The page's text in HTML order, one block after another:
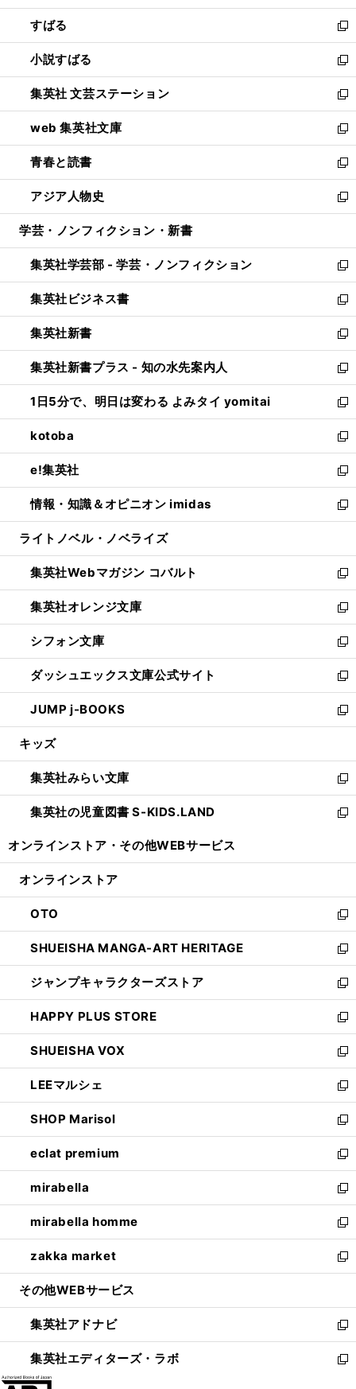
開
く
ウ
で
開
く
ン
ド
ウ
で
開
く
すばる
新
し
い
ウ
ィ
ン
ド
ウ
で
開
く
小説すばる
新
し
い
ウ
ィ
ン
ド
ウ
で
開
集英社 文芸ステーション
新
し
い
ウ
ィ
ン
ド
ウ
開
く
web 集英社文庫
新
し
い
ウ
ィ
ン
ウ
で
開
く
青春と読書
新
し
い
ウ
ン
ド
ウ
で
開
く
アジア人物史
新
し
ウ
ィ
ン
ド
ウ
で
開
く
学芸・ノンフィクション・新書
集英社学芸部 - 学芸・ノンフィクション
新
し
い
ウ
ィ
ン
ド
ウ
で
開
く
集英社ビジネス書
新
し
い
ウ
ィ
ン
ド
ウ
で
開
く
集英社新書
新
し
い
ウ
ィ
ン
ド
ウ
で
開
く
集英社新書プラス - 知の水先案内人
新
し
い
ウ
ィ
ン
ド
ウ
で
開
1日5分で、明日は変わる よみタイ yomitai
新
し
い
ウ
ィ
ン
ド
ウ
開
く
kotoba
新
し
い
ウ
ィ
ン
ウ
で
開
く
e!集英社
新
し
い
ウ
ン
ド
ウ
で
開
く
情報・知識＆オピニオン imidas
新
し
ウ
ィ
ン
ド
ウ
で
開
く
ライトノベル・ノベライズ
集英社Webマガジン コバルト
新
し
い
ウ
ィ
ン
ド
ウ
で
開
集英社オレンジ文庫
新
し
い
ウ
ィ
ン
ド
ウ
開
く
シフォン文庫
新
し
い
ウ
ィ
ン
ウ
で
開
く
ダッシュエックス文庫公式サイト
新
し
い
ウ
ン
ド
ウ
で
JUMP j-BOOKS
新
し
ウ
ィ
ン
ド
開
キッズ
集英社みらい文庫
新
し
い
ン
ウ
で
開
く
集英社の児童図書 S-KIDS.LAND
新
ウ
ン
ド
ウ
で
開
く
オンラインストア・ その他WEBサービス
オンラインストア
OTO
新
し
い
ウ
ィ
ン
ド
ウ
で
開
く
SHUEISHA MANGA-ART HERITAGE
新
し
い
ウ
ィ
ン
ド
ウ
で
開
く
ジャンプキャラクターズストア
新
し
い
ウ
ィ
ン
ド
ウ
で
開
く
HAPPY PLUS STORE
新
し
い
ウ
ィ
ン
ド
ウ
で
開
く
SHUEISHA VOX
新
し
い
ウ
ィ
ン
ド
ウ
で
開
く
LEEマルシェ
新
し
い
ウ
ィ
ン
ド
ウ
で
開
く
SHOP Marisol
新
し
い
ウ
ィ
ン
ド
ウ
で
開
eclat premium
新
し
い
ウ
ィ
ン
ド
ウ
開
く
mirabella
新
し
い
ウ
ィ
ン
ウ
で
開
く
mirabella homme
新
し
い
ウ
ン
ド
ウ
で
zakka market
新
し
ウ
ィ
ン
ド
その他WEBサービス
集英社アドナビ
新
し
い
集英社エディターズ・ラボ
新